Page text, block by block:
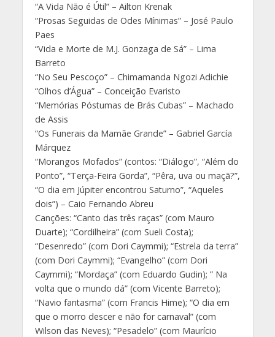
“A Vida Não é Útil” – Ailton Krenak
“Prosas Seguidas de Odes Mínimas” – José Paulo
Paes
“Vida e Morte de M.J. Gonzaga de Sá” – Lima
Barreto
“No Seu Pescoço” – Chimamanda Ngozi Adichie
“Olhos d’Água” – Conceição Evaristo
“Memórias Póstumas de Brás Cubas” – Machado
de Assis
“Os Funerais da Mamãe Grande” – Gabriel García
Márquez
“Morangos Mofados” (contos: “Diálogo”, “Além do
Ponto”, “Terça-Feira Gorda”, “Pêra, uva ou maçã?”,
“O dia em Júpiter encontrou Saturno”, “Aqueles
dois”) – Caio Fernando Abreu
Canções: “Canto das três raças” (com Mauro
Duarte); “Cordilheira” (com Sueli Costa);
“Desenredo” (com Dori Caymmi); “Estrela da terra”
(com Dori Caymmi); “Evangelho” (com Dori
Caymmi); “Mordaça” (com Eduardo Gudin); ” Na
volta que o mundo dá” (com Vicente Barreto);
“Navio fantasma” (com Francis Hime); “O dia em
que o morro descer e não for carnaval” (com
Wilson das Neves); “Pesadelo” (com Maurício